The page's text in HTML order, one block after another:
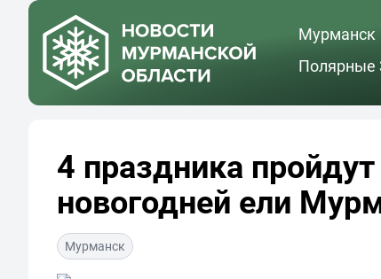
Мурманск
Полярные
4 праздника
новогодней ели
Мурманск